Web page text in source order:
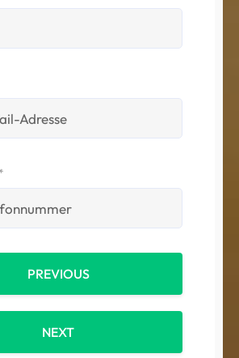
PREVIOUS
NEXT